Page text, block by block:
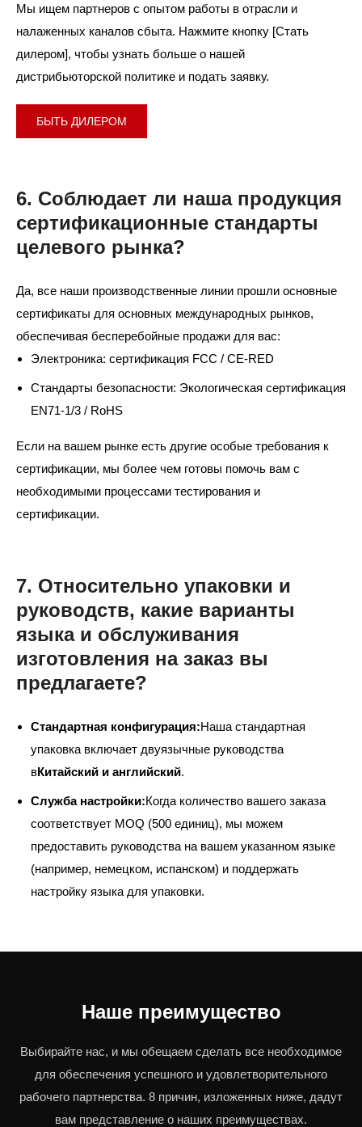
Мы ищем партнеров с опытом работы в отрасли и
налаженных каналов сбыта. Нажмите кнопку [Стать
дилером], чтобы узнать больше о нашей
дистрибьюторской политике и подать заявку.
БЫТЬ ДИЛЕРОМ
6. Соблюдает ли наша продукция
сертификационные стандарты
целевого рынка?
Да, все наши производственные линии прошли основные
сертификаты для основных международных рынков,
обеспечивая бесперебойные продажи для вас:
Электроника: сертификация FCC / CE-RED
Стандарты безопасности: Экологическая сертификация
EN71-1/3 / RoHS
Если на вашем рынке есть другие особые требования к
сертификации, мы более чем готовы помочь вам с
необходимыми процессами тестирования и
сертификации.
7. Относительно упаковки и
руководств, какие варианты
языка и обслуживания
изготовления на заказ вы
предлагаете?
Стандартная конфигурация:Наша стандартная
упаковка включает двуязычные руководства
вКитайский и английский.
Служба настройки:Когда количество вашего заказа
соответствует MOQ (500 единиц), мы можем
предоставить руководства на вашем указанном языке
(например, немецком, испанском) и поддержать
настройку языка для упаковки.
Наше преимущество
Выбирайте нас, и мы обещаем сделать все необходимое
для обеспечения успешного и удовлетворительного
рабочего партнерства. 8 причин, изложенных ниже, дадут
вам представление о наших преимуществах.